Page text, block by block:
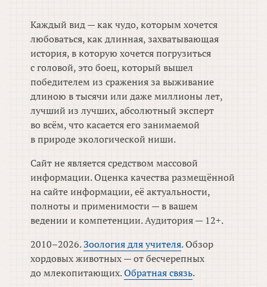
Каждый вид — как чудо, которым хочется
любоваться, как длинная, захватывающая
история, в которую хочется погрузиться
с головой, это боец, который вышел
победителем из сражения за выживание
длиною в тысячи или даже миллионы лет,
лучший из лучших, абсолютный эксперт
во всём, что касается его занимаемой
в природе экологической ниши.
Сайт не является средством массовой
информации. Оценка качества размещённой
на сайте информации, её актуальности,
полноты и применимости — в вашем
ведении и компетенции. Аудитория — 12+.
2010–2026.Зоология для учителя. Обзор
хордовых животных — от бесчерепных
до млекопитающих.Обратная связь.